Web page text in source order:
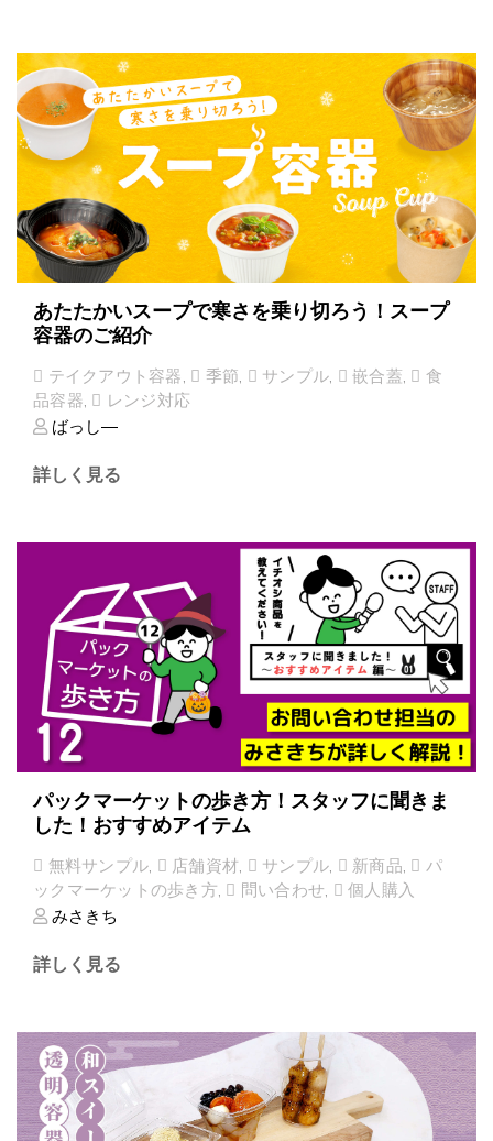
あたたかいスープで寒さを乗り切ろう！スープ
容器のご紹介
テイクアウト容器, 季節, サンプル, 嵌合蓋,
食
品容器,
レンジ対応
ばっし―
詳しく見る
パックマーケットの歩き方！スタッフに聞きま
した！おすすめアイテム
無料サンプル, 店舗資材, サンプル, 新商品,
パ
ックマーケットの歩き方, 問い合わせ,
個人購入
みさきち
詳しく見る